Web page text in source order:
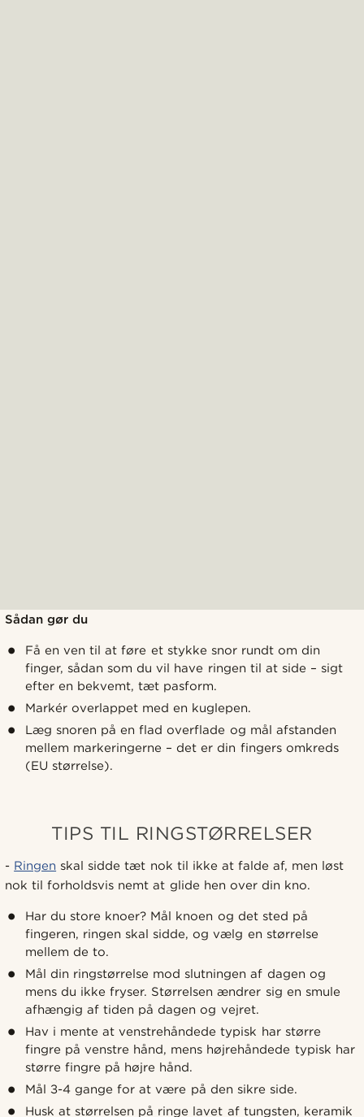
Sådan gør du
Få en ven til at føre et stykke snor rundt om din
finger, sådan som du vil have ringen til at side – sigt
efter en bekvemt, tæt pasform.
Markér overlappet med en kuglepen.
Læg snoren på en flad overflade og mål afstanden
mellem markeringerne – det er din fingers omkreds
(EU størrelse).
TIPS TIL RINGSTØRRELSER
- Ringen skal sidde tæt nok til ikke at falde af, men løst
nok til forholdsvis nemt at glide hen over din kno.
Har du store knoer? Mål knoen og det sted på
fingeren, ringen skal sidde, og vælg en størrelse
mellem de to.
Mål din ringstørrelse mod slutningen af dagen og
mens du ikke fryser. Størrelsen ændrer sig en smule
afhængig af tiden på dagen og vejret.
Hav i mente at venstrehåndede typisk har større
fingre på venstre hånd, mens højrehåndede typisk har
større fingre på højre hånd.
Mål 3-4 gange for at være på den sikre side.
Husk at størrelsen på ringe lavet af tungsten, keramik